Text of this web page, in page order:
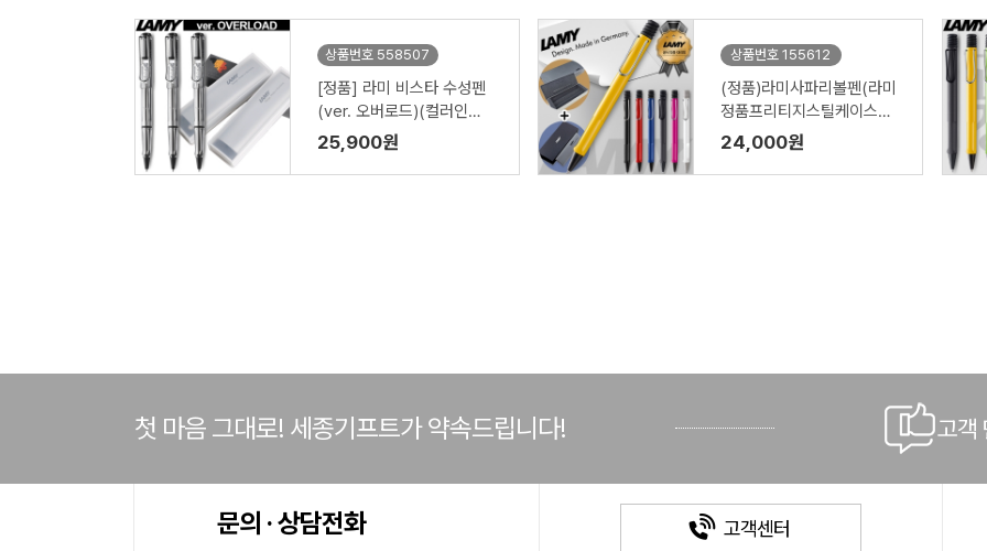
상품번호 558507
[정품] 라미 비스타 수성펜
(ver. 오버로드)(컬러인쇄
가능)
25,900원
상품번호 155612
(정품)라미사파리볼펜(라미
정품프리티지스틸케이스증
정)
24,000원
첫 마음 그대로! 세종기프트가 약속드립니다! 고객
문의 · 상담전화 고객센터